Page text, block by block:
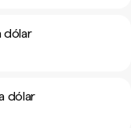
dólar
dólar